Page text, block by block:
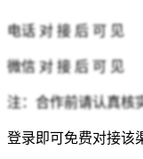
电话 对 接 后 可 见
微信 对 接 后 可 见
注：合作前请认真核
登录即可免费对接该